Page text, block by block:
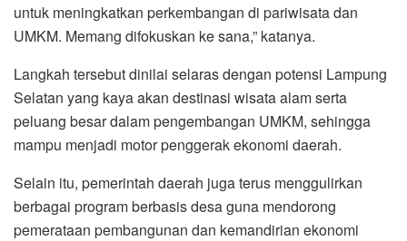
untuk meningkatkan perkembangan di pariwisata dan
UMKM. Memang difokuskan ke sana,” katanya.
Langkah tersebut dinilai selaras dengan potensi Lampung
Selatan yang kaya akan destinasi wisata alam serta
peluang besar dalam pengembangan UMKM, sehingga
mampu menjadi motor penggerak ekonomi daerah.
Selain itu, pemerintah daerah juga terus menggulirkan
berbagai program berbasis desa guna mendorong
pemerataan pembangunan dan kemandirian ekonomi